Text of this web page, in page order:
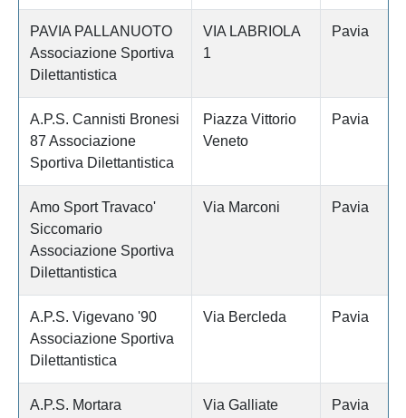
PAVIA PALLANUOTO
Associazione Sportiva
Dilettantistica
VIA LABRIOLA
1
Pavia
A.P.S. Cannisti Bronesi
87 Associazione
Sportiva Dilettantistica
Piazza Vittorio
Veneto
Pavia
Amo Sport Travaco'
Siccomario
Associazione Sportiva
Dilettantistica
Via Marconi Pavia
A.P.S. Vigevano '90
Associazione Sportiva
Dilettantistica
Via Bercleda Pavia
A.P.S. Mortara
Via Galliate Pavia